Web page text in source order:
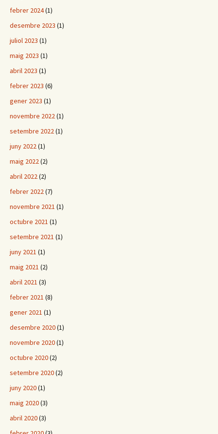
febrer 2024(1)
desembre 2023 (1)
juliol 2023 (1)
maig 2023 (1)
abril 2023 (1)
febrer 2023 (6)
gener 2023 (1)
novembre 2022(1)
setembre 2022(1)
juny 2022(1)
maig 2022(2)
abril 2022(2)
febrer 2022(7)
novembre 2021 (1)
octubre 2021 (1)
setembre 2021 (1)
juny 2021 (1)
maig 2021 (2)
abril 2021 (3)
febrer 2021 (8)
gener 2021 (1)
desembre 2020(1)
novembre 2020(1)
octubre 2020(2)
setembre 2020(2)
juny 2020(1)
maig 2020(3)
abril 2020(3)